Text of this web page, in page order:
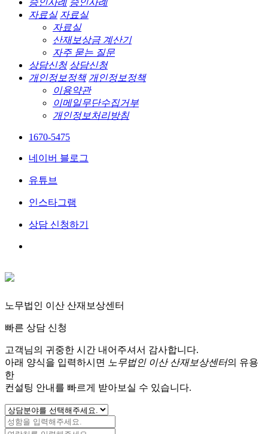
자료실 자료실
자료실
산재보상금 계산기
자주 묻는 질문
상담신청 상담신청
개인정보정책 개인정보정책
이용약관
이메일무단수집거부
개인정보처리방침
1670-5475
네이버 블로그
유튜브
인스타그램
상담 신청하기
노무법인 이산 산재보상센터
빠른 상담 신청
고객님의 귀중한 시간 내어주셔서 감사합니다.
아래 양식을 입력하시면
노무법인 이산 산재보상센터의 유용
한
컨설팅 안내를 빠르게 받아보실 수 있습니다.